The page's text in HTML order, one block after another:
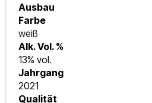
Ausbau
Farbe
weiß
Alk. Vol. %
13% vol.
Jahrgang
2021
Qualität